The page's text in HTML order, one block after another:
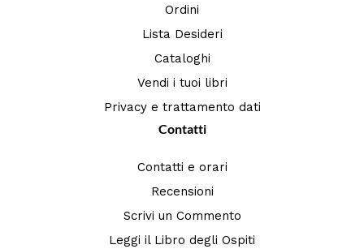
Ordini
Lista Desideri
Cataloghi
Vendi i tuoi libri
Privacy e trattamento dati
Contatti
Contatti e orari
Recensioni
Scrivi un Commento
Leggi il Libro degli Ospiti